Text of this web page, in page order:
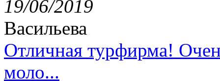
19/06/2019
Васильева
Отличная турфирма!
моло...